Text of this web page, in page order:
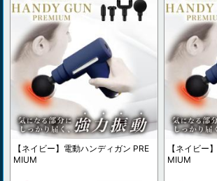
【ネイビー】電動ハンディガン PRE
MIUM
【ネイビー
MIUM